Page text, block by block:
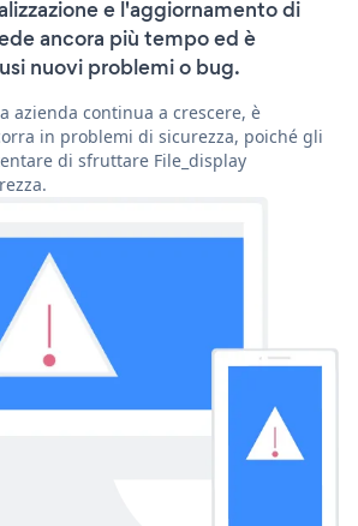
e l'aggiornamento di
ancora più tempo ed è
nuovi problemi o bug.
azienda continua a crescere, è
in problemi di sicurezza, poiché gli
di sfruttare File_display